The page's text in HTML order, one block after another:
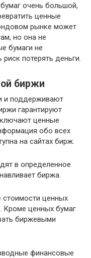
очень большой,
ценные
рынке может
но она не
бумаги не
потерять деньги.
биржи
и поддерживают
гарантируют
ценные
обо всех
на сайтах бирж.
в определенное
биржа.
стоимости ценных
Кроме ценных бумаг
биржевыми
финансовые